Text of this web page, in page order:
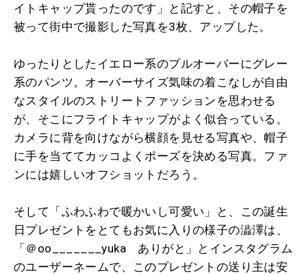
イトキャップ貰ったのです」と記すと、その帽子を
被って街中で撮影した写真を3枚、アップした。
ゆったりとしたイエロー系のプルオーバーにグレー
系のパンツ。オーバーサイズ気味の着こなしが自由
なスタイルのストリートファッションを思わせる
が、そこにフライトキャップがよく似合っている。
カメラに背を向けながら横顔を見せる写真や、帽子
に手を当ててカッコよくポーズを決める写真。ファ
ンには嬉しいオフショットだろう。
そして「ふわふわで暖かいし可愛い」と、この誕生
日プレゼントをとてもお気に入りの様子の澁澤は、
「＠oo_______yuka ありがと」とインスタグラム
のユーザーネームで、このプレゼントの送り主は安